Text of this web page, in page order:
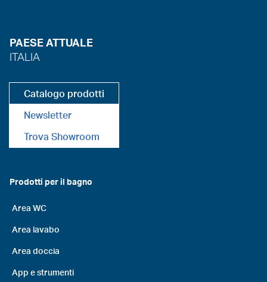
PAESE ATTUALE
ITALIA
Catalogo prodotti
Newsletter
Trova Showroom
Prodotti per il bagno
Area WC
Area lavabo
Area doccia
App e strumenti